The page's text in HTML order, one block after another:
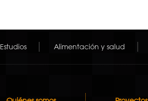
Estudios Alimentación y salud